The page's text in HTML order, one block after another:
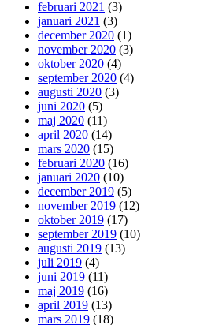
februari 2021 (3)
januari 2021 (3)
december 2020 (1)
november 2020 (3)
oktober 2020 (4)
september 2020 (4)
augusti 2020 (3)
juni 2020 (5)
maj 2020 (11)
april 2020 (14)
mars 2020 (15)
februari 2020 (16)
januari 2020 (10)
december 2019 (5)
november 2019 (12)
oktober 2019 (17)
september 2019 (10)
augusti 2019 (13)
juli 2019 (4)
juni 2019 (11)
maj 2019 (16)
april 2019 (13)
mars 2019 (18)